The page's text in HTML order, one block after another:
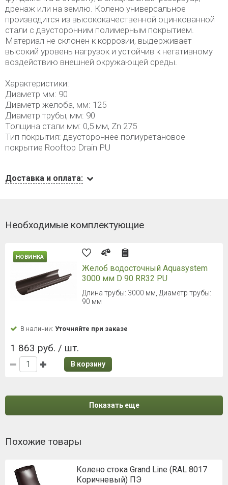
дренаж или на землю. Колено универсальное
производится из высококачественной оцинкованной
стали с двусторонним полимерным покрытием.
Материал не склонен к коррозии, выдерживает
высокий уровень нагрузок и устойчив к негативному
воздействию внешней окружающей среды.
Характеристики:
Диаметр мм: 90
Диаметр желоба, мм: 125
Диаметр трубы, мм: 90
Толщина стали мм: 0,5 мм, Zn 275
Тип покрытия: двустороннее полиуретановое
покрытие Rooftop Drain PU
Доставка и оплата:
Необходимые комплектующие
НОВИНКА
Желоб водосточный Aquasystem
3000 мм D 90 RR32 PU
Длина трубы: 3000 мм, Диаметр трубы:
90 мм
В наличии: Уточняйте при заказе
1 863 руб. / шт.
В корзину
Показать еще
Похожие товары
Колено стока Grand Line (RAL 8017
Коричневый) ПЭ